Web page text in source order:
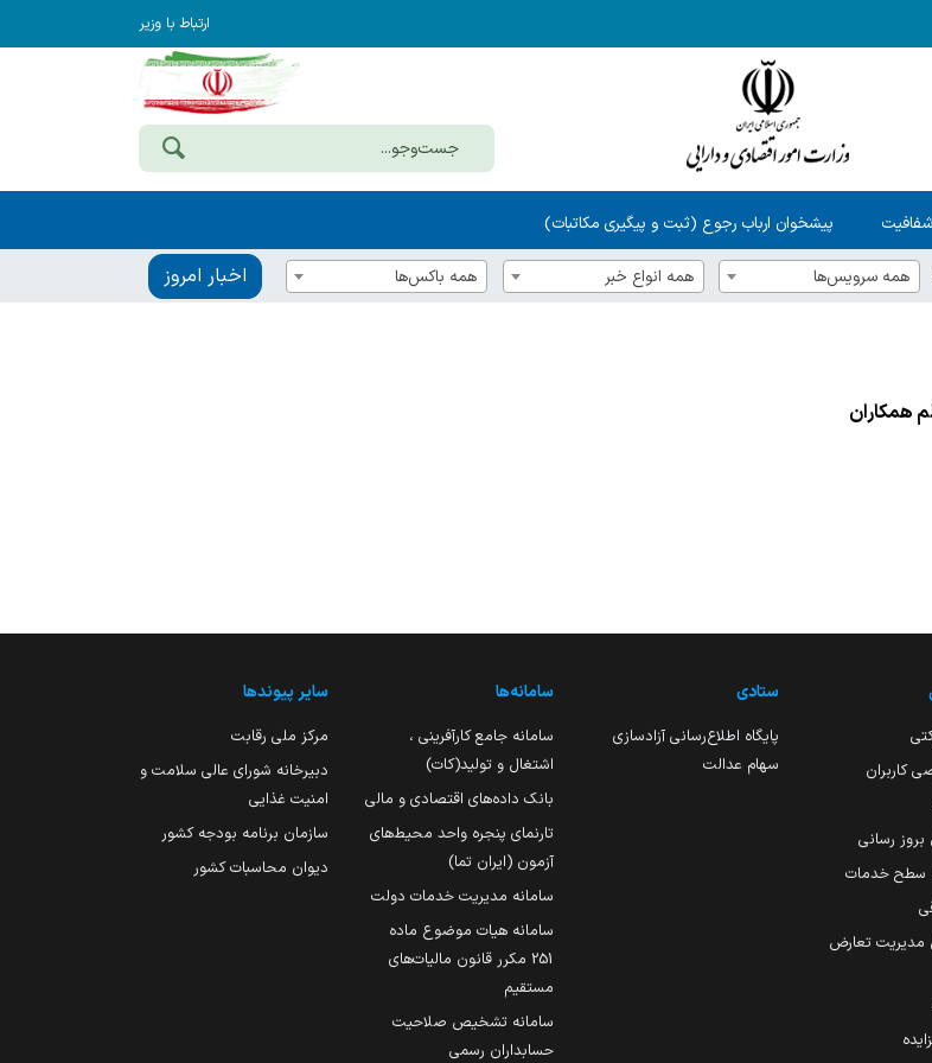
ارتباط با وزیر
پیشخوان ارباب رجوع (ثبت و پیگیری مکاتبات)
همه سرویس‌ها همه انواع خبر همه باکس‌ها اخبار امروز
همکاران
کاربران
رسانی
سطح خدمات
مدیریت تعارض
ستادی
پایگاه اطلاع‌رسانی آزادسازی
سهام عدالت
سامانه‌ها
سامانه جامع کارآفرینی ،
اشتغال و تولید(کات)
بانک داده‌های اقتصادی و مالی
تارنمای پنجره واحد محیط‌های
آزمون (ایران تما)
سامانه مدیریت خدمات دولت
سامانه هیات موضوع ماده
251 مکرر قانون مالیات‌های
مستقیم
سامانه تشخیص صلاحیت
حسابداران رسمی
سایر پیوندها
مرکز ملی رقابت
دبیرخانه شورای عالی سلامت و
امنیت غذایی
سازمان برنامه بودجه کشور
دیوان محاسبات کشور